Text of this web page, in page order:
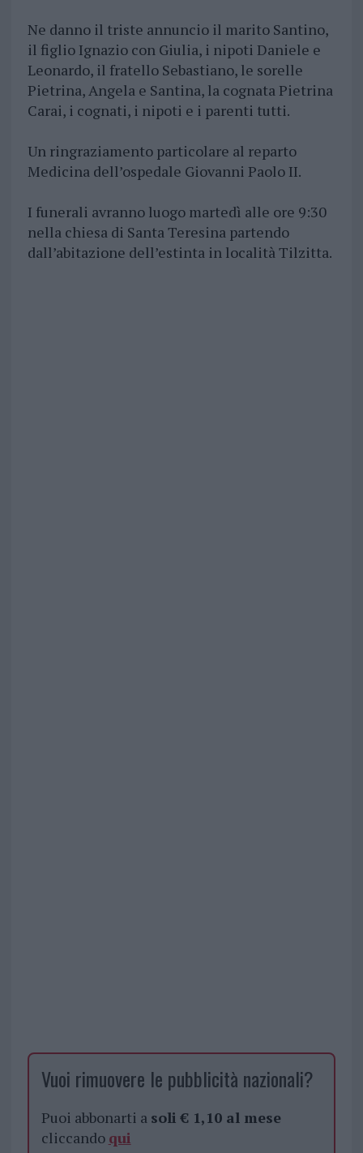
Ne danno il triste annuncio il marito Santino,
il figlio Ignazio con Giulia, i nipoti Daniele e
Leonardo, il fratello Sebastiano, le sorelle
Pietrina, Angela e Santina, la cognata Pietrina
Carai, i cognati, i nipoti e i parenti tutti.
Un ringraziamento particolare al reparto
Medicina dell’ospedale Giovanni Paolo II.
I funerali avranno luogo martedì alle ore 9:30
nella chiesa di Santa Teresina partendo
dall’abitazione dell’estinta in località Tilzitta.
Vuoi rimuovere le pubblicità nazionali?
Puoi abbonarti a soli € 1,10 al mese
cliccando qui